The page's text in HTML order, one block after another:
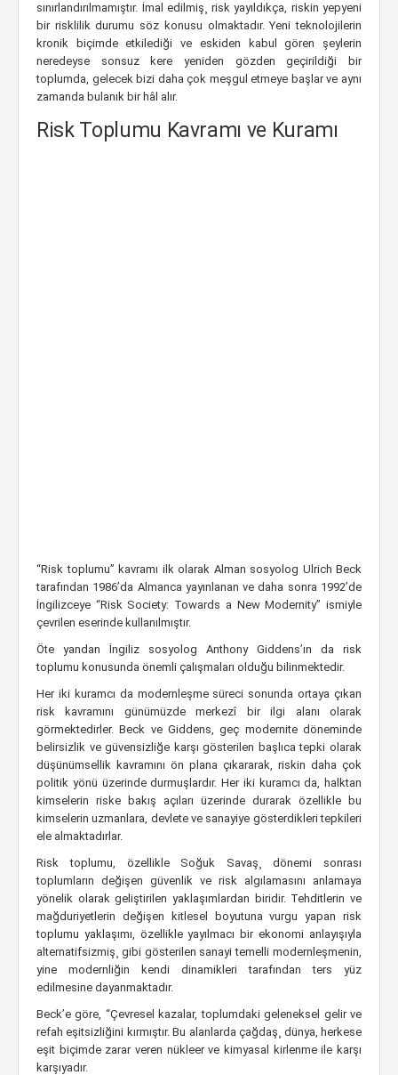
sınırlandırılmamıştır. İmal edilmiş¸ risk yayıldıkça, riskin yepyeni
bir risklilik durumu söz konusu olmaktadır. Yeni teknolojilerin
kronik biçimde etkilediği ve eskiden kabul gören şeylerin
neredeyse sonsuz kere yeniden gözden geçirildiği bir
toplumda, gelecek bizi daha çok meşgul etmeye başlar ve aynı
zamanda bulanık bir hâl alır.
Risk Toplumu Kavramı ve Kuramı
“Risk toplumu” kavramı ilk olarak Alman sosyolog Ulrich Beck
tarafından 1986’da Almanca yayınlanan ve daha sonra 1992’de
İngilizceye “Risk Society: Towards a New Modernity” ismiyle
çevrilen eserinde kullanılmıştır.
Öte yandan İngiliz sosyolog Anthony Giddens’ın da risk
toplumu konusunda önemli çalışmaları olduğu bilinmektedir.
Her iki kuramcı da modernleşme süreci sonunda ortaya çıkan
risk kavramını günümüzde merkezî bir ilgi alanı olarak
görmektedirler. Beck ve Giddens, geç modernite döneminde
belirsizlik ve güvensizliğe karşı gösterilen başlıca tepki olarak
düşünümsellik kavramını ön plana çıkararak, riskin daha çok
politik yönü üzerinde durmuşlardır. Her iki kuramcı da, halktan
kimselerin riske bakış açıları üzerinde durarak özellikle bu
kimselerin uzmanlara, devlete ve sanayiye gösterdikleri tepkileri
ele almaktadırlar.
Risk toplumu, özellikle Soğuk Savaş¸ dönemi sonrası
toplumların değişen güvenlik ve risk algılamasını anlamaya
yönelik olarak geliştirilen yaklaşımlardan biridir. Tehditlerin ve
mağduriyetlerin değişen kitlesel boyutuna vurgu yapan risk
toplumu yaklaşımı, özellikle yayılmacı bir ekonomi anlayışıyla
alternatifsizmiş¸ gibi gösterilen sanayi temelli modernleşmenin,
yine modernliğin kendi dinamikleri tarafından ters yüz
edilmesine dayanmaktadır.
Beck’e göre, “Çevresel kazalar, toplumdaki geleneksel gelir ve
refah eşitsizliğini kırmıştır. Bu alanlarda çağdaş¸ dünya, herkese
eşit biçimde zarar veren nükleer ve kimyasal kirlenme ile karşı
karşıyadır.